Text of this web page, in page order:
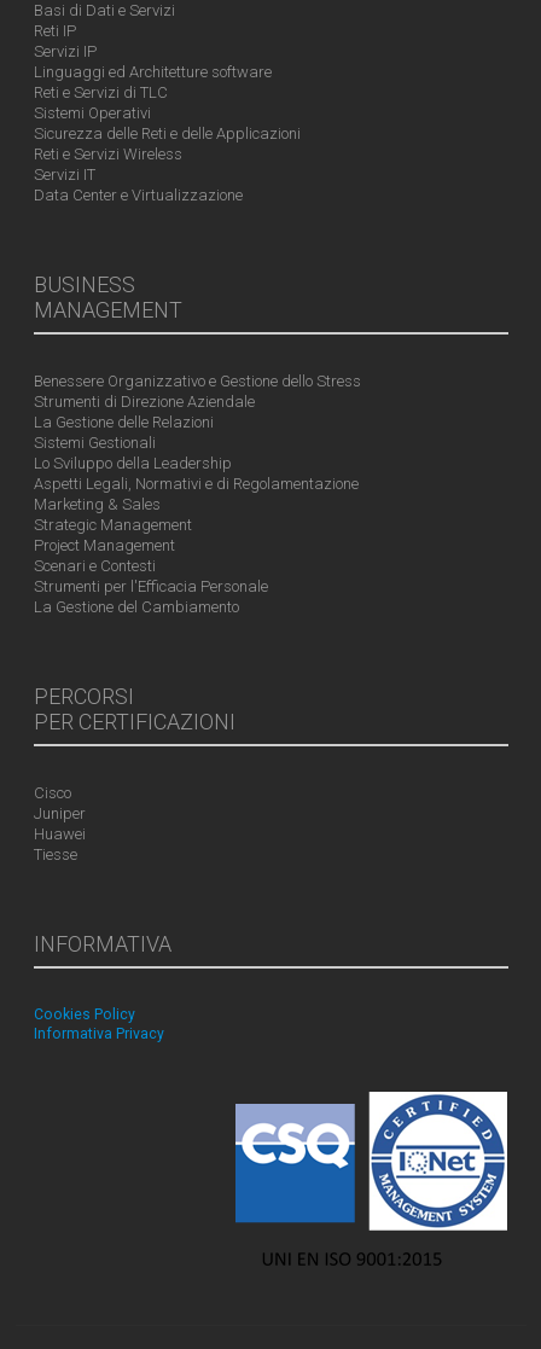
Basi di Dati e Servizi
Reti IP
Servizi IP
Linguaggi ed Architetture software
Reti e Servizi di TLC
Sistemi Operativi
Sicurezza delle Reti e delle Applicazioni
Reti e Servizi Wireless
Servizi IT
Data Center e Virtualizzazione
BUSINESS
MANAGEMENT
Benessere Organizzativo e Gestione dello Stress
Strumenti di Direzione Aziendale
La Gestione delle Relazioni
Sistemi Gestionali
Lo Sviluppo della Leadership
Aspetti Legali, Normativi e di Regolamentazione
Marketing & Sales
Strategic Management
Project Management
Scenari e Contesti
Strumenti per l'Efficacia Personale
La Gestione del Cambiamento
PERCORSI
PER CERTIFICAZIONI
Cisco
Juniper
Huawei
Tiesse
INFORMATIVA
Cookies Policy
Informativa Privacy